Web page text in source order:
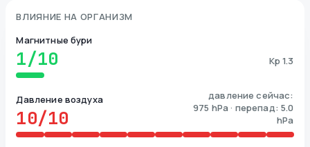
ВЛИЯНИЕ НА ОРГАНИЗМ
Магнитные бури
1/10 Kp 1.3
Давление воздуха
10/10
давление сейчас:
975 hPa · перепад: 5.0
hPa